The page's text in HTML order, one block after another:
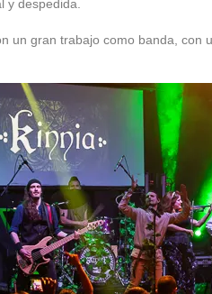
y despedida.
un gran trabajo como banda, con